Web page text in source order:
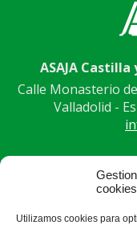
cookies
Utilizamos cookies para
ASAJA
Calle Monasterio
Valladolid -
| |